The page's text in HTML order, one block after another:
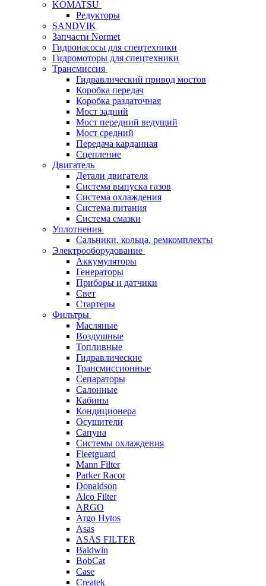
KOMATSU
Редукторы
SANDVIK
Запчасти Normet
Гидронасосы для спецтехники
Гидромоторы для спецтехники
Трансмиссия
Гидравлический привод мостов
Коробка передач
Коробка раздаточная
Мост задний
Мост передний ведущий
Мост средний
Передача карданная
Сцепление
Двигатель
Детали двигателя
Система выпуска газов
Система охлаждения
Система питания
Система смазки
Уплотнения
Сальники, кольца, ремкомплекты
Электрооборудование
Аккумуляторы
Генераторы
Приборы и датчики
Свет
Стартеры
Фильтры
Масляные
Воздушные
Топливные
Гидравлические
Трансмиссионные
Сепараторы
Салонные
Кабины
Кондиционера
Осушители
Сапуна
Системы охлаждения
Fleetguard
Mann Filter
Parker Racor
Donaldson
Alco Filter
ARGO
Argo Hytos
Asas
ASAS FILTER
Baldwin
BobCat
Case
Createk